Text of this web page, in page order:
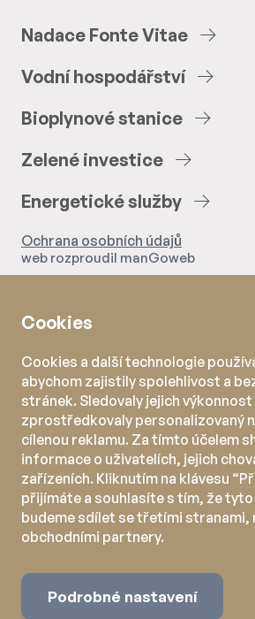
Nadace FonteVitae
Vodníhospodářství
Bioplynovéstanice
Zelené investice
Energetickéslužby
Ochrana osobních údajů
web rozproudil manGoweb
Cookies
Cookies a další technologie
abychom zajistily spolehlivost a
stránek. Sledovaly jejich výkonnost
zprostředkovaly personalizovaný
cílenou reklamu. Za tímto účelem
informace o uživatelích, jejich
zařízeních. Kliknutím na klávesu
přijímáte a souhlasíte s tím, že
budeme sdílet se třetími stranami,
obchodními partnery.
Podrobné nastavení